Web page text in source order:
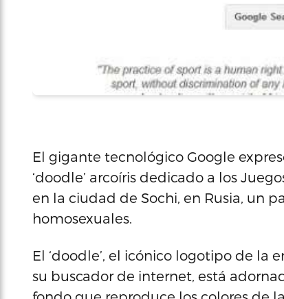
El gigante tecnológico Google
‘doodle’ arcoíris dedicado a los
en la ciudad de Sochi, en Rusia, un
homosexuales.
El ‘doodle’, el icónico logotipo de la
su buscador de internet, está